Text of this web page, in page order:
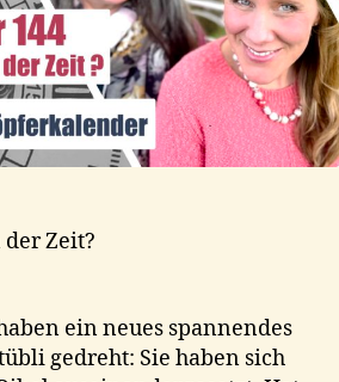
Zeit?
ein neues spannendes
gedreht: Sie haben sich